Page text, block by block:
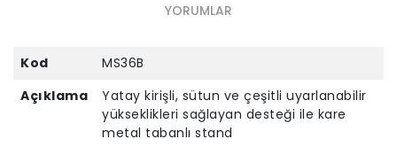
YORUMLAR
Kod
MS36B
Açıklama
Yatay kirişli, sütun ve çeşitli uyarlanabilir
yükseklikleri sağlayan desteği ile kare
metal tabanlı stand